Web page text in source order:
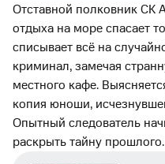
Отставной полковник СК
отдыха на море спасает
списывает всё на
криминал, замечая
местного кафе.
копия юноши,
Опытный следователь
раскрыть тайну прошлого.